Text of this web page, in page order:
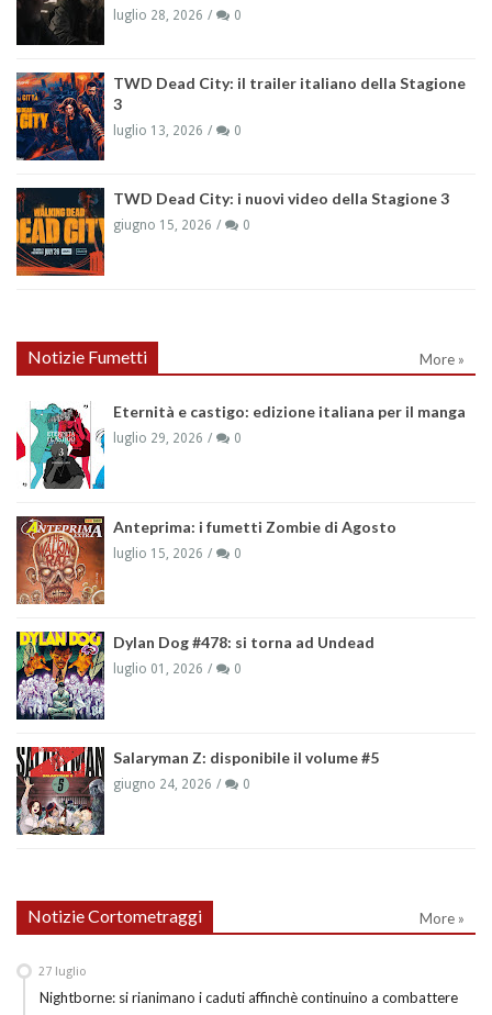
luglio 28, 2026 0
TWD Dead City: il trailer italiano della Stagione
3
luglio 13, 2026 0
TWD Dead City: i nuovi video della Stagione 3
giugno 15, 2026 0
Notizie Fumetti More »
Eternità e castigo: edizione italiana per il manga
luglio 29, 2026 0
Anteprima: i fumetti Zombie di Agosto
luglio 15, 2026 0
Dylan Dog #478: si torna ad Undead
luglio 01, 2026 0
Salaryman Z: disponibile il volume #5
giugno 24, 2026 0
Notizie Cortometraggi More »
Nightborne: si rianimano i caduti affinchè continuino a combattere
27 luglio